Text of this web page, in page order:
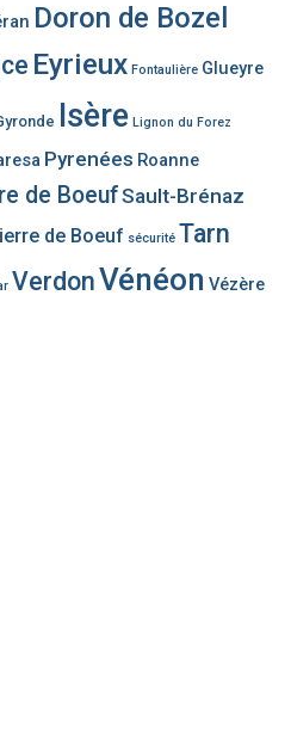
Doron de Bozel
Eyrieux Fontaulière Glueyre
Isère Lignon du Forez
Pyrenées Roanne
de BoeufSault-Brénaz
de Boeuf sécurité Tarn
VerdonVénéon Vézère